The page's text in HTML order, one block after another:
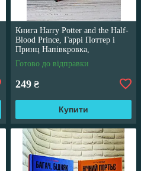
Книга Harry Potter and the Half-
Blood Prince, Гаррі Поттер і
Принц Напівкровка,
англійською мовою
Готово до відправки
249 ₴
Купити